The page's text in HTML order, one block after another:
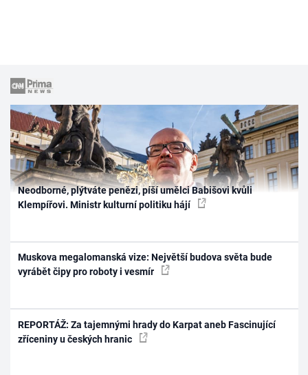
Neodborné, plýtváte penězi, píší umělci Babišovi kvůli
Klempířovi. Ministr kulturní politiku hájí
Muskova megalomanská vize: Největší budova světa bude
vyrábět čipy pro roboty i vesmír
REPORTÁŽ: Za tajemnými hrady do Karpat aneb Fascinující
zříceniny u českých hranic